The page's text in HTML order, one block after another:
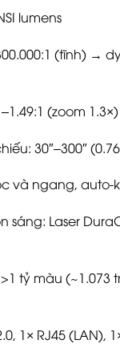
lumens
(tĩnh) →
(zoom 1.3×)
30″–300″
và ngang, auto-
sáng: Laser
tỷ màu (~1.073
1× RJ45 (LAN),